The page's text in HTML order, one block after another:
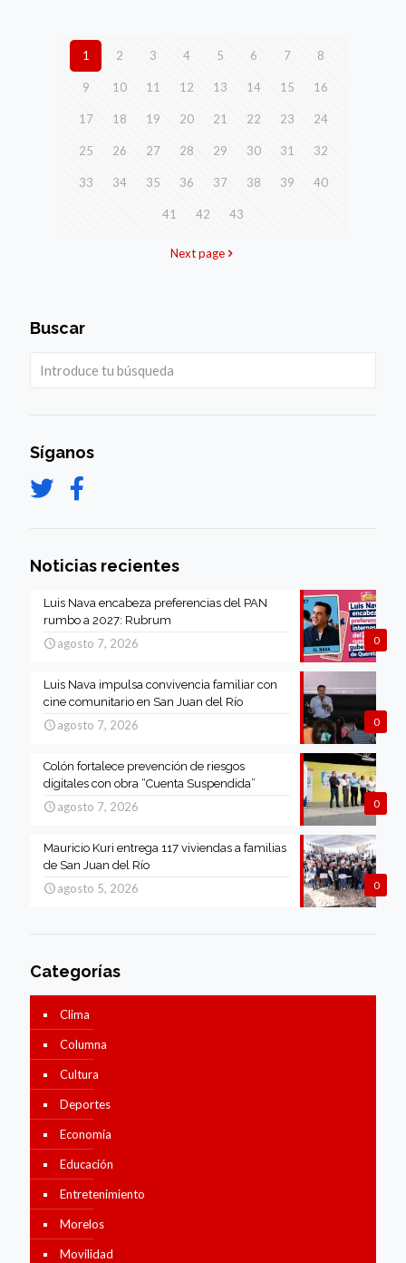
1 2 3 4 5 6 7 8
9 10 11 12 13 14 15 16
17 18 19 20 21 22 23 24
25 26 27 28 29 30 31 32
33 34 35 36 37 38 39 40
41 42 43
Next page
Buscar
Síganos
Noticias recientes
0
Luis Nava encabeza preferencias del PAN
rumbo a 2027: Rubrum
agosto 7, 2026
0
Luis Nava impulsa convivencia familiar con
cine comunitario en San Juan del Río
agosto 7, 2026
0
Colón fortalece prevención de riesgos
digitales con obra “Cuenta Suspendida”
agosto 7, 2026
0
Mauricio Kuri entrega 117 viviendas a familias
de San Juan del Río
agosto 5, 2026
Categorías
Clima
Columna
Cultura
Deportes
Economía
Educación
Entretenimiento
Morelos
Movilidad